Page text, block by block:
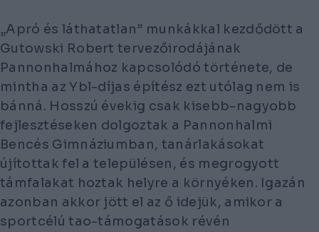
„Apró és láthatatlan” munkákkal kezdődött a
Gutowski Robert tervezőirodájának
Pannonhalmához kapcsolódó története, de
mintha az Ybl-díjas építész ezt utólag nem is
bánná. Hosszú évekig csak kisebb-nagyobb
fejlesztéseken dolgoztak a Pannonhalmi
Bencés Gimnáziumban, tanárlakásokat
újítottak fel a településen, és megrogyott
támfalakat hoztak helyre a környéken. Igazán
azonban akkor jött el az ő idejük, amikor a
sportcélú tao-támogatások révén